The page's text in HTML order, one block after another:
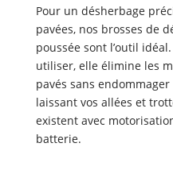
Pour un désherbage
pavées, nos brosses de
poussée sont l’outil
utiliser, elle élimine les
pavés sans
laissant vos allées et
existent avec
batterie.